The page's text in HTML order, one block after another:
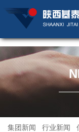
集团新闻 行业新闻